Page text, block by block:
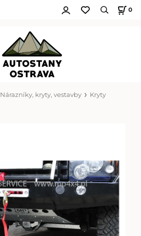
0
Nárazníky, kryty, vestavby
Kryty